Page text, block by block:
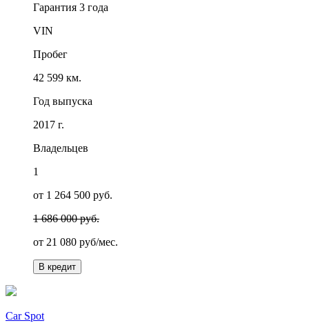
Гарантия 3 года
VIN
Пробег
42 599 км.
Год выпуска
2017 г.
Владельцев
1
от 1 264 500 руб.
1 686 000 руб.
от 21 080 руб/мес.
В кредит
Car Spot